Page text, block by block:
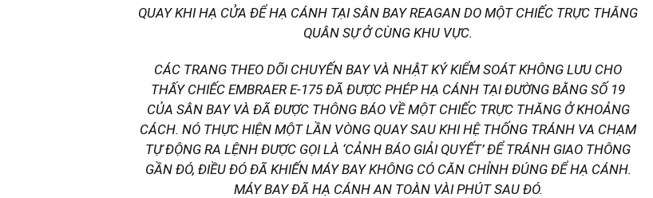
QUAY KHI HẠ CỬA ĐỂ HẠ CÁNH TẠI SÂN BAY REAGAN DO MỘT CHIẾC TRỰC THĂNG
QUÂN SỰ Ở CÙNG KHU VỰC.
CÁC TRANG THEO DÕI CHUYẾN BAY VÀ NHẬT KÝ KIỂM SOÁT KHÔNG LƯU CHO
THẤY CHIẾC EMBRAER E-175 ĐÃ ĐƯỢC PHÉP HẠ CÁNH TẠI ĐƯỜNG BẰNG SỐ 19
CỦA SÂN BAY VÀ ĐÃ ĐƯỢC THÔNG BÁO VỀ MỘT CHIẾC TRỰC THĂNG Ở KHOẢNG
CÁCH. NÓ THỰC HIỆN MỘT LẦN VÒNG QUAY SAU KHI HỆ THỐNG TRÁNH VA CHẠM
TỰ ĐỘNG RA LỆNH ĐƯỢC GỌI LÀ ‘CẢNH BÁO GIẢI QUYẾT’ ĐỂ TRÁNH GIAO THÔNG
GẦN ĐÓ, ĐIỀU ĐÓ ĐÃ KHIẾN MÁY BAY KHÔNG CÓ CĂN CHỈNH ĐÚNG ĐỂ HẠ CÁNH.
MÁY BAY ĐÃ HẠ CÁNH AN TOÀN VÀI PHÚT SAU ĐÓ.